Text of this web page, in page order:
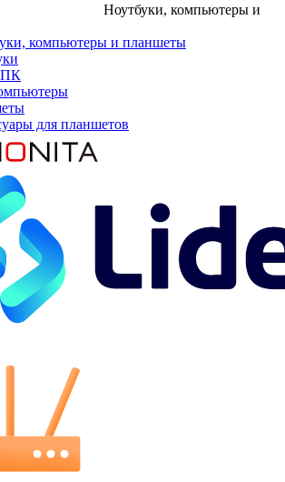
Ноутбуки, компьютеры и
компьютеры и планшеты
для планшетов